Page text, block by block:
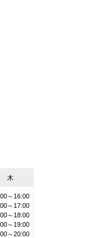
木
～16:00
～17:00
～18:00
～19:00
～20:00